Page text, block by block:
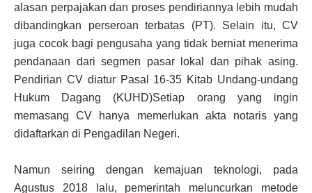
alasan perpajakan dan proses pendiriannya lebih mudah
dibandingkan perseroan terbatas (PT). Selain itu, CV
juga cocok bagi pengusaha yang tidak berniat menerima
pendanaan dari segmen pasar lokal dan pihak asing.
Pendirian CV diatur Pasal 16-35 Kitab Undang-undang
Hukum Dagang (KUHD)Setiap orang yang ingin
memasang CV hanya memerlukan akta notaris yang
didaftarkan di Pengadilan Negeri.
Namun seiring dengan kemajuan teknologi, pada
Agustus 2018 lalu, pemerintah meluncurkan metode